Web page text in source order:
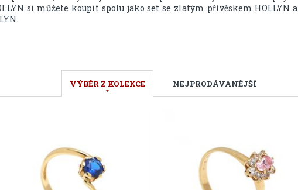
si můžete koupit spolu jako set se zlatým přívěskem HOLLYN a
VÝBĚR Z KOLEKCE NEJPRODÁVANĚJŠÍ